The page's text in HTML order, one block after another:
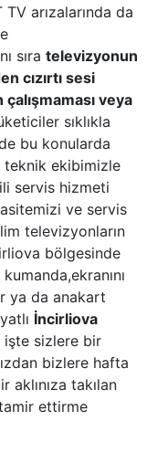
arızalarında da
sıra televizyonun
cızırtı sesi
çalışmaması veya
sıklıkla
bu konularda
teknik ekibimizle
servis hizmeti
ve servis
televizyonların
bölgesinde
ya da anakart
İncirliova
işte sizlere bir
bizlere hafta
takılan
ettirme